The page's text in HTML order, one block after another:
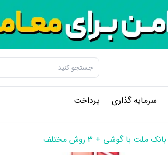
سرمایه گذاری پرداخت
با گوشی + 3 روش مختلف